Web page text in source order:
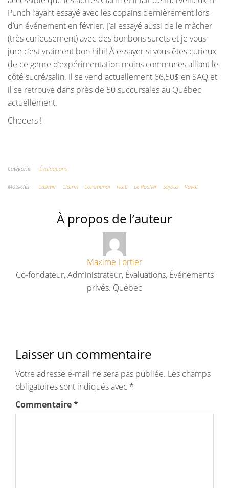
Punch l’ayant essayé avec les copains dernièrement lors
d’un événement en février. J’ai essayé aussi de le mâcher
(très curieusement) avec des bonbons surets et je vous
jure c’est vraiment bon hihi! À essayer si vous êtes curieux
de ce genre d’expérimentation moins communes alliant le
côté sucré/salin. Il se vend actuellement 66,50$ en SAQ et
il se retrouve dans près de 50 succursales au Québec
actuellement.
Cheeers !
Catégorie Évaluations
Mots-clés Casimir Clairin Communal Haiti Le Rocher Sajous Vaval
À propos de l’auteur
Maxime Fortier
Co-fondateur, Administrateur, Évaluations, Événements
privés. Québec
Laisser un commentaire
Votre adresse e-mail ne sera pas publiée. Les champs
obligatoires sont indiqués avec *
Commentaire*